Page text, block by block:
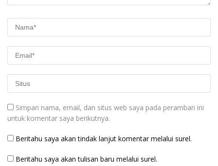
Simpan nama, email, dan situs web saya pada peramban ini
untuk komentar saya berikutnya.
Beritahu saya akan tindak lanjut komentar melalui surel.
Beritahu saya akan tulisan baru melalui surel.